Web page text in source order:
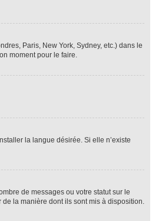
Paris, New York, Sydney, etc.) dans le
moment pour le faire.
la langue désirée. Si elle n’existe
de messages ou votre statut sur le
de la manière dont ils sont mis à disposition.